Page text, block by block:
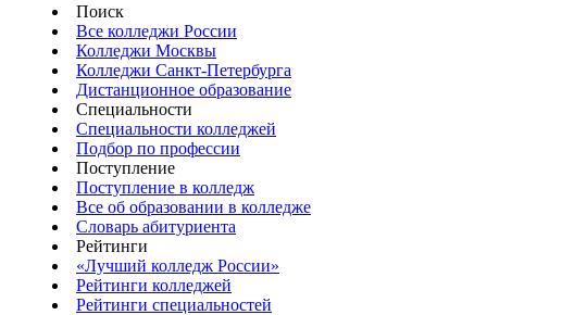
Поиск
Все колледжи России
Колледжи Москвы
Колледжи Санкт-Петербурга
Дистанционное образование
Специальности
Специальности колледжей
Подбор по профессии
Поступление
Поступление в колледж
Все об образовании в колледже
Словарь абитуриента
Рейтинги
«Лучший колледж России»
Рейтинги колледжей
Рейтинги специальностей